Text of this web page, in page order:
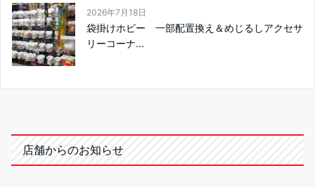
2026年7月18日
袋掛けホビー 一部配置換え＆めじるしアクセサ
リーコーナ...
店舗からのお知らせ